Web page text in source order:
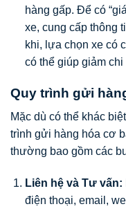
hàng gấp. Để có
xe, cung cấp thông
khi, lựa chọn xe có
có thể giúp giảm chi
Quy trình gửi
Mặc dù có thể khác
trình gửi hàng hóa cơ
thường bao gồm các
Liên hệ và Tư vấn:
điện thoại, email,